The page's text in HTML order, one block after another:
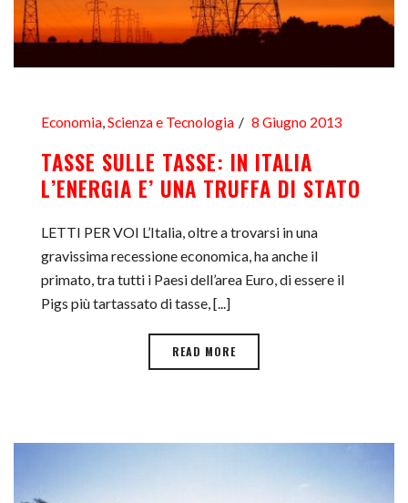
Economia,Scienza e Tecnologia 8 Giugno 2013
TASSE SULLE TASSE: IN ITALIA
L’ENERGIA E’ UNA TRUFFA DI STATO
LETTI PER VOI L’Italia, oltre a trovarsi in una
gravissima recessione economica, ha anche il
primato, tra tutti i Paesi dell’area Euro, di essere il
Pigs più tartassato di tasse, [...]
READ MORE